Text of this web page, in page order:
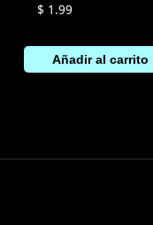
$ 1.99
Añadir al carrito